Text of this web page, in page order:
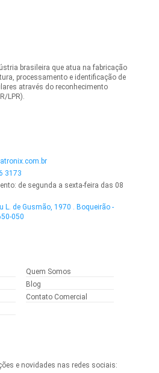
brasileira que atua na fabricação
processamento e identificação de
através do reconhecimento
LPR).
3173
de segunda a sexta-feira das 08
L. de Gusmão, 1970 . Boqueirão -
050
Quem Somos
Blog
Contato Comercial
e novidades nas redes sociais: